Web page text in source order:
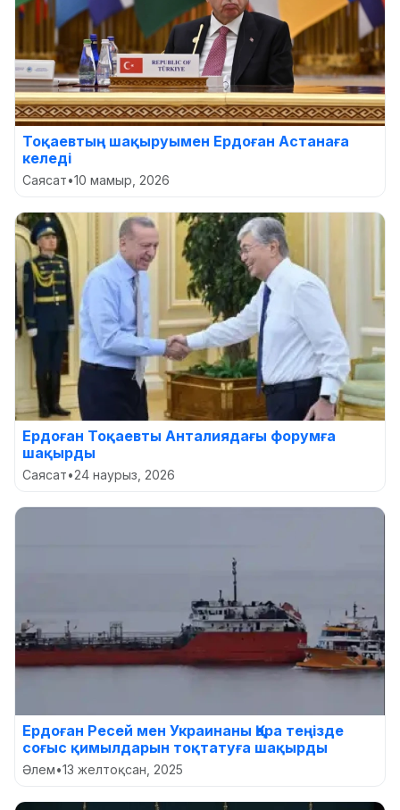
Тоқаевтың шақыруымен Ердоған Астанаға
келеді
Саясат•10 мамыр, 2026
Ердоған Тоқаевты Анталиядағы форумға
шақырды
Саясат•24 наурыз, 2026
Ердоған Ресей мен Украинаны Қара теңізде
соғыс қимылдарын тоқтатуға шақырды
Әлем•13 желтоқсан, 2025